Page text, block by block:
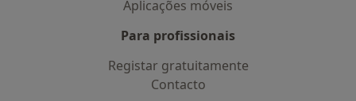
Aplicações móveis
Para profissionais
Registar gratuitamente
Contacto